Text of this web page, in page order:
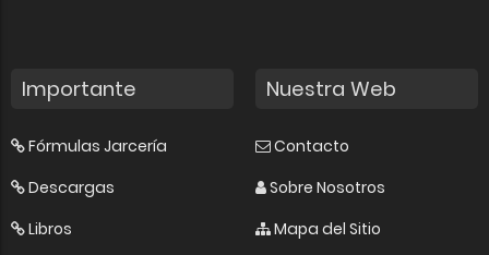
Importante
Fórmulas Jarcería
Descargas
Libros
Nuestra Web
Contacto
Sobre Nosotros
Mapa del Sitio